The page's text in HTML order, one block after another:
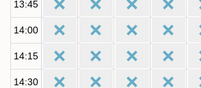
13:45
14:00
14:15
14:30